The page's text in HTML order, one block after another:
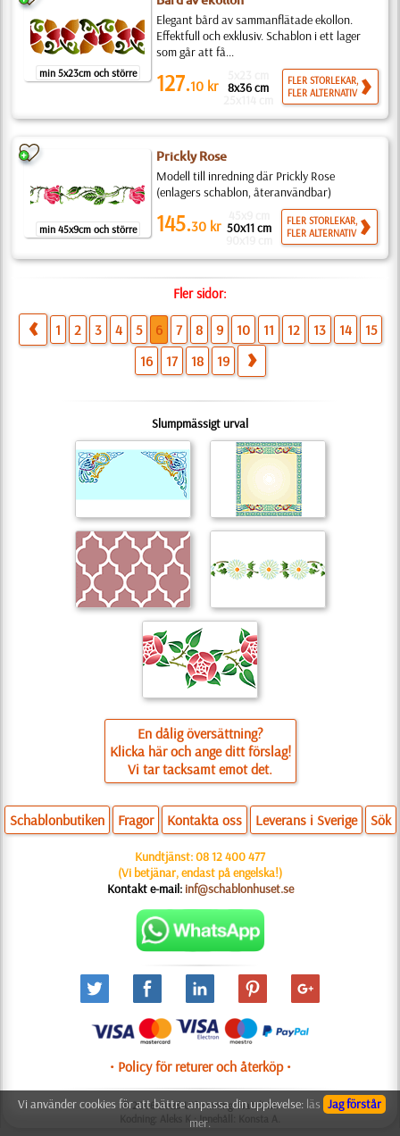
min 5x23cm och större
Elegant bård av sammanflätade ekollon.
Effektfull och exklusiv. Schablon i ett lager
som går att få...
127.10 kr 8x36 cm
FLER STORLEKAR,
FLER ALTERNATIV
min 45x9cm och större
Prickly Rose
Modell till inredning där Prickly Rose
(enlagers schablon, återanvändbar)
145.30 kr 50x11 cm
FLER STORLEKAR,
FLER ALTERNATIV
Fler sidor:
1 2 3 4 5 6 7 8 9 10 11 12 13 14
15
16
17 18 19
Slumpmässigt urval
En dålig översättning?
Klicka här och ange ditt förslag!
Vi tar tacksamt emot det.
Schablonbutiken Fragor Kontakta oss Leverans i Sverige Sök
Kundtjänst:08 12 400 477
(Vi betjänar, endast på engelska!)
Kontakt e-mail: inf@schablonhuset.se
• Policy för returer och återköp •
© 2006-2025 Utformning: Natali M.
Kodning: Aleks K.; Innehåll: Konsta A.
Jag förstår
Vi använder cookies för att bättre anpassa din upplevelse: läs
mer.